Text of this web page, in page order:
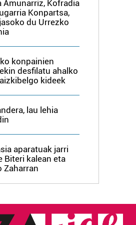
ematen diguzu.
Amunarriz, Kofradia
Konpartsa,
du Urrezko
konpainien
desfilatu ahalko
kideek
lau lehia
aparatuak jarri
Biteri kalean eta
Zaharran